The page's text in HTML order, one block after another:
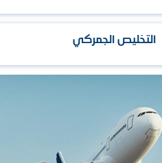
التخليص الجمركي